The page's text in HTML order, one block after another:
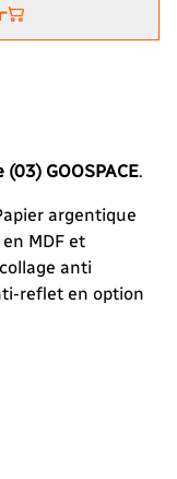
(03) GOOSPACE.
argentique
MDF et
anti
reflet en option